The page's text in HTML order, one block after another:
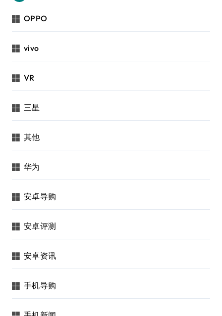
OPPO
vivo
VR
三星
其他
华为
安卓导购
安卓评测
安卓资讯
手机导购